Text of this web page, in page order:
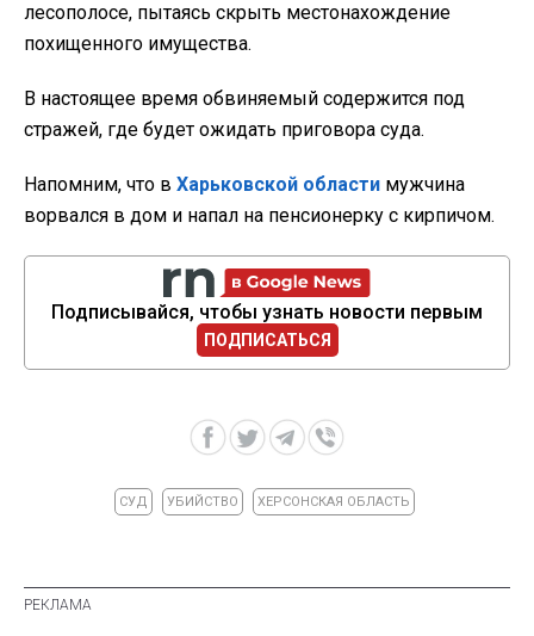
лесополосе, пытаясь скрыть местонахождение
похищенного имущества.
В настоящее время обвиняемый содержится под
стражей, где будет ожидать приговора суда.
Напомним, что в Харьковской области мужчина
ворвался в дом и напал на пенсионерку с кирпичом.
Подписывайся, чтобы узнать новости первым
ПОДПИСАТЬСЯ
СУД УБИЙСТВО ХЕРСОНСКАЯ ОБЛАСТЬ